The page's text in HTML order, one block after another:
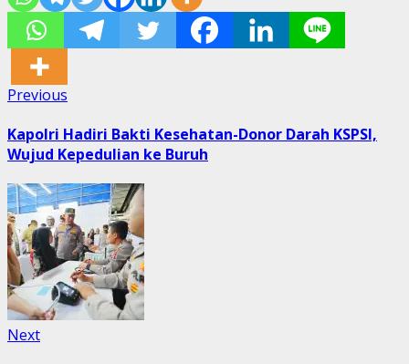
Post
navigation
Previous
Kapolri Hadiri Bakti Kesehatan-Donor Darah KSPSI,
Wujud Kepedulian ke Buruh
NextNext